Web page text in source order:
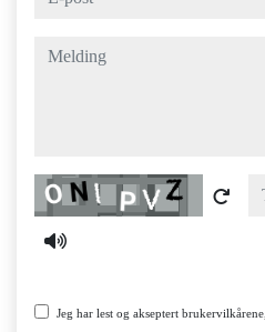
melding
Captcha
Jeg har lest og akseptert